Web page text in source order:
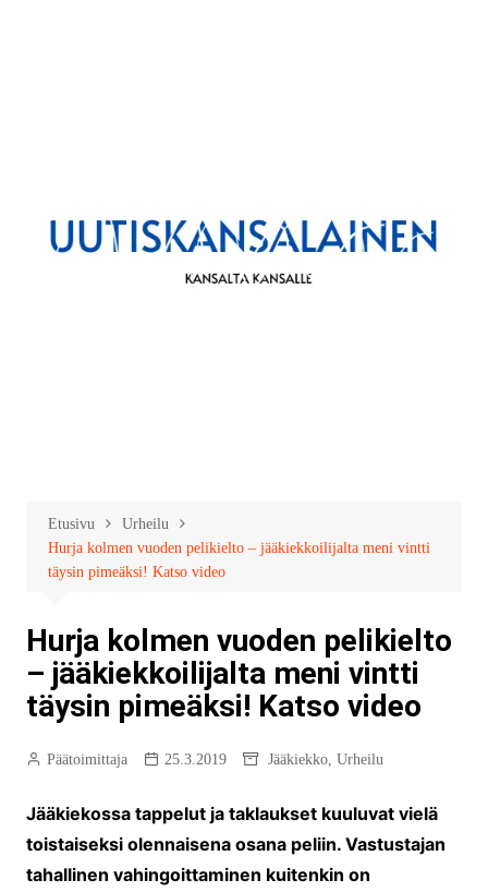
Etusivu
Urheilu
Hurja kolmen vuoden pelikielto – jääkiekkoilijalta meni vintti
täysin pimeäksi! Katso video
Hurja kolmen vuoden pelikielto
– jääkiekkoilijalta meni vintti
täysin pimeäksi! Katso video
Päätoimittaja 25.3.2019 Jääkiekko, Urheilu
Jääkiekossa tappelut ja taklaukset kuuluvat vielä
toistaiseksi olennaisena osana peliin. Vastustajan
tahallinen vahingoittaminen kuitenkin on